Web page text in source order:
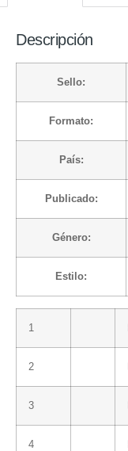
Descripción
Sello:
Formato:
País:
Publicado:
Género:
Estilo:
1
2
3
4